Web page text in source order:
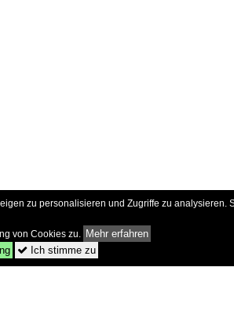
zu personalisieren und Zugriffe zu
von Cookies zu. Mehr erfahren
 Ich stimme zu